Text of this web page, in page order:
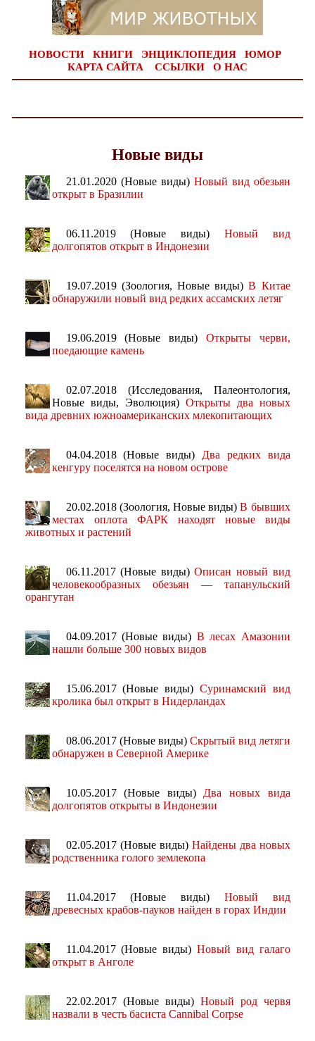
НОВОСТИ КНИГИ ЭНЦИКЛОПЕДИЯ
ЮМОР
КАРТА САЙТА
ССЫЛКИ О НАС
Новые виды
21.01.2020 (Новые виды) Новый вид обезьян
открыт в Бразилии
06.11.2019 (Новые виды) Новый вид
долгопятов открыт в Индонезии
19.07.2019 (Зоология, Новые виды)В Китае
обнаружили новый вид редких ассамских летяг
19.06.2019 (Новые виды) Открыты черви,
поедающие камень
02.07.2018 (Исследования, Палеонтология,
Новые виды, Эволюция) Открыты два новых
вида древних южноамериканских млекопитающих
04.04.2018 (Новые виды) Два редких вида
кенгуру поселятся на новом острове
20.02.2018 (Зоология, Новые виды)В бывших
местах оплота ФАРК находят новые виды
животных и растений
06.11.2017 (Новые виды)Описан новый вид
человекообразных обезьян — тапанульский
орангутан
04.09.2017 (Новые виды) В лесах Амазонии
нашли больше 300 новых видов
15.06.2017 (Новые виды) Суринамский вид
кролика был открыт в Нидерландах
08.06.2017 (Новые виды) Скрытый вид летяги
обнаружен в Северной Америке
10.05.2017 (Новые виды) Два новых вида
долгопятов открыты в Индонезии
02.05.2017 (Новые виды) Найдены два новых
родственника голого землекопа
11.04.2017 (Новые виды) Новый вид
древесных крабов-пауков найден в горах Индии
11.04.2017 (Новые виды) Новый вид галаго
открыт в Анголе
22.02.2017 (Новые виды) Новый род червя
назвали в честь басиста Cannibal Corpse